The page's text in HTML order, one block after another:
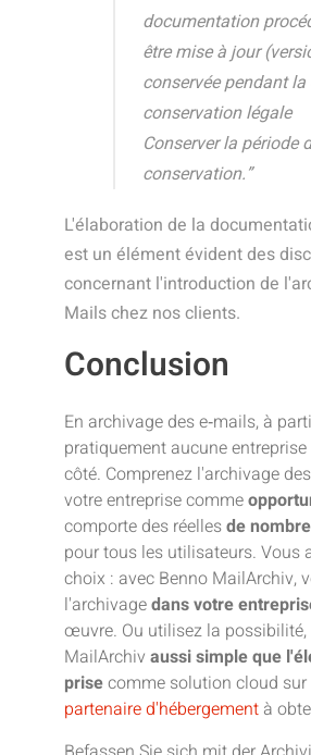
documentation
être mise à jour
conservée pendant la
conservation légale
Conserver la période
conservation.”
L'élaboration de la
est un élément évident des
concernant l'introduction de
Mails chez nos clients.
Conclusion
En archivage des e‑mails, à
pratiquement aucune
côté. Comprenez l'archivage
votre entreprise comme
comporte des réellesde
pour tous les utilisateurs. Vous
choix : avec Benno MailArchiv,
l'archivagedans votre
œuvre. Ou utilisez la possibilité,
MailArchiv aussi simple que
prisecomme solution cloud sur
partenaire d'hébergement à